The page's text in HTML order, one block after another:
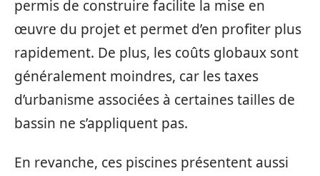
permis de construire facilite la mise en
œuvre du projet et permet d’en profiter plus
rapidement. De plus, les coûts globaux sont
généralement moindres, car les taxes
d’urbanisme associées à certaines tailles de
bassin ne s’appliquent pas.
En revanche, ces piscines présentent aussi